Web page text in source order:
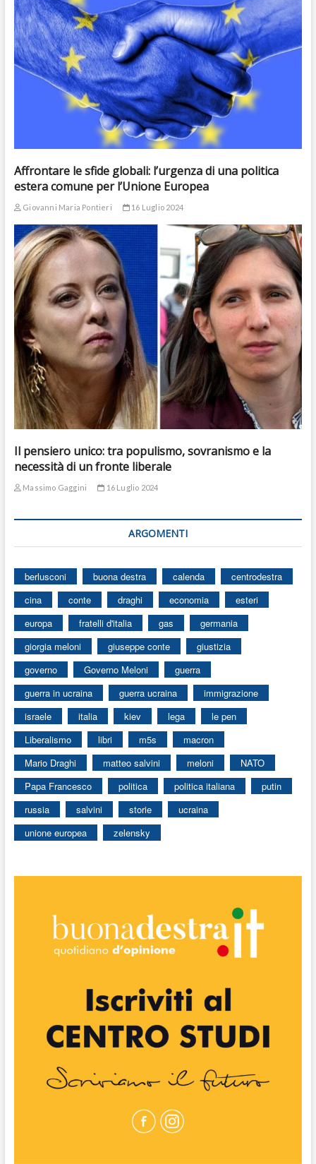
Affrontare le sfide globali: l’urgenza di una politica
estera comune per l’Unione Europea
Giovanni Maria Pontieri 16 Luglio 2024
Il pensiero unico: tra populismo, sovranismo e la
necessità di un fronte liberale
Massimo Gaggini 16 Luglio 2024
ARGOMENTI
berlusconi buona destra calenda
centrodestra
cina
conte draghi economia
esteri
europa
fratelli d'italia gas
germania
giorgia meloni
giuseppe conte
giustizia
governo
Governo Meloni
guerra
guerra in ucraina
guerra ucraina
immigrazione
israele
italia kiev lega
le pen
Liberalismo
libri m5s
macron
Mario Draghi
matteo salvini meloni
NATO
Papa Francesco
politica politica italiana
putin
russia
salvini storie
ucraina
unione europea
zelensky